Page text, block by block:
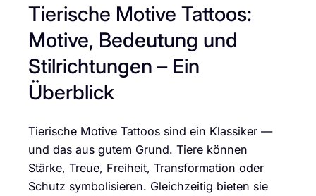
Tierische Motive Tattoos:
Motive, Bedeutung und
Stilrichtungen – Ein
Überblick
Tierische Motive Tattoos sind ein Klassiker —
und das aus gutem Grund. Tiere können
Stärke, Treue, Freiheit, Transformation oder
Schutz symbolisieren. Gleichzeitig bieten sie